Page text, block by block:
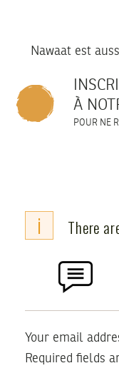
Nawaat est
À
POUR NE
i There
Your email
Required fields